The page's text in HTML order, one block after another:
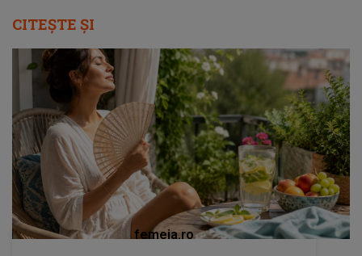
CITEȘTE ȘI
femeia.ro